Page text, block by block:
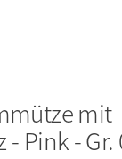
mit
Pink - Gr.